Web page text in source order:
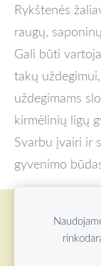
Rykštenės
raugų,
Gali būti
takų
uždegimams
kirmėlinių ligų
Svarbu įvairi ir
gyvenimo
2026